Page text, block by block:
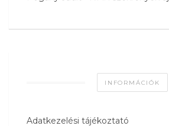
INFORMÁCIÓK
Adatkezelési tájékoztató